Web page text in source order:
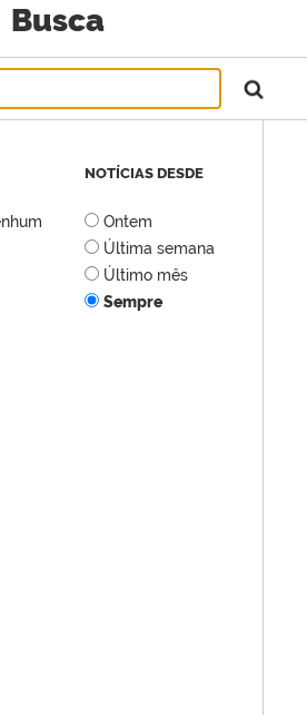
Busca
NOTÍCIAS DESDE
Ontem
Última semana
Último mês
Sempre